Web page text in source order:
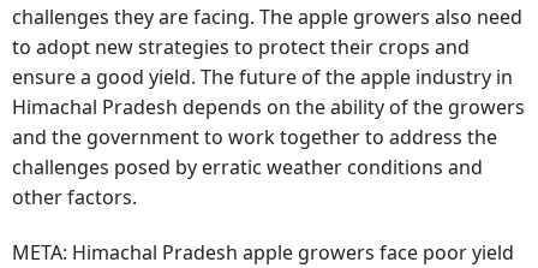
challenges they are facing. The apple growers also need
to adopt new strategies to protect their crops and
ensure a good yield. The future of the apple industry in
Himachal Pradesh depends on the ability of the growers
and the government to work together to address the
challenges posed by erratic weather conditions and
other factors.
META: Himachal Pradesh apple growers face poor yield